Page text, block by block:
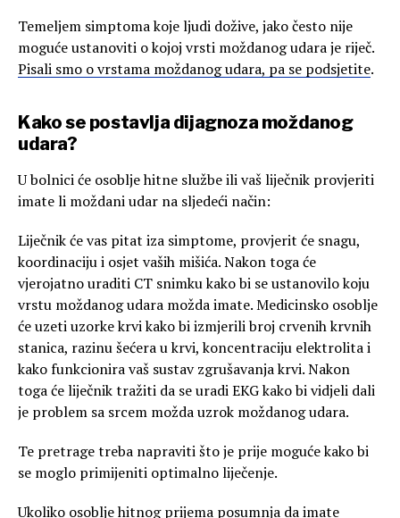
Temeljem simptoma koje ljudi dožive, jako često nije
moguće ustanoviti o kojoj vrsti moždanog udara je riječ.
Pisali smo o vrstama moždanog udara, pa se podsjetite.
Kako se postavlja dijagnoza moždanog
udara?
U bolnici će osoblje hitne službe ili vaš liječnik provjeriti
imate li moždani udar na sljedeći način:
Liječnik će vas pitat iza simptome, provjerit će snagu,
koordinaciju i osjet vaših mišića. Nakon toga će
vjerojatno uraditi CT snimku kako bi se ustanovilo koju
vrstu moždanog udara možda imate. Medicinsko osoblje
će uzeti uzorke krvi kako bi izmjerili broj crvenih krvnih
stanica, razinu šećera u krvi, koncentraciju elektrolita i
kako funkcionira vaš sustav zgrušavanja krvi. Nakon
toga će liječnik tražiti da se uradi EKG kako bi vidjeli dali
je problem sa srcem možda uzrok moždanog udara.
Te pretrage treba napraviti što je prije moguće kako bi
se moglo primijeniti optimalno liječenje.
Ukoliko osoblje hitnog prijema posumnja da imate